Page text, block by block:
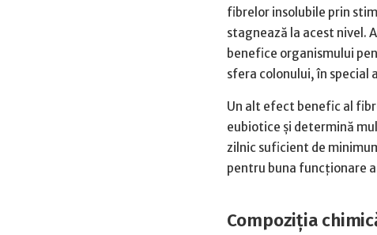
fibrelor insolubile prin
stagnează la acest nivel.
benefice organismului
sfera colonului, în special
Un alt efect benefic al
eubiotice şi determină
zilnic suficient de
pentru buna funcţionare
Compoziţia